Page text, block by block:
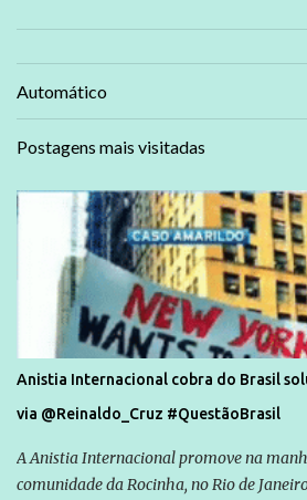
Automático
Postagens mais visitadas
Anistia Internacional cobra do Brasil
via @Reinaldo_Cruz #QuestãoBrasil
A Anistia Internacional promove na
comunidade da Rocinha, no Rio de